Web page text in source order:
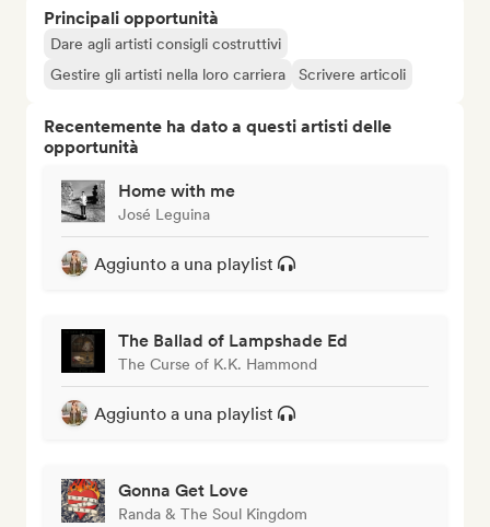
Principali opportunità
Dare agli artisti consigli costruttivi
Gestire gli artisti nella loro carriera
Scrivere articoli
Recentemente ha dato a questi artisti delle
opportunità
Home with me
José Leguina
Aggiunto a una playlist
The Ballad of Lampshade Ed
The Curse of K.K. Hammond
Aggiunto a una playlist
Gonna Get Love
Randa & The Soul Kingdom